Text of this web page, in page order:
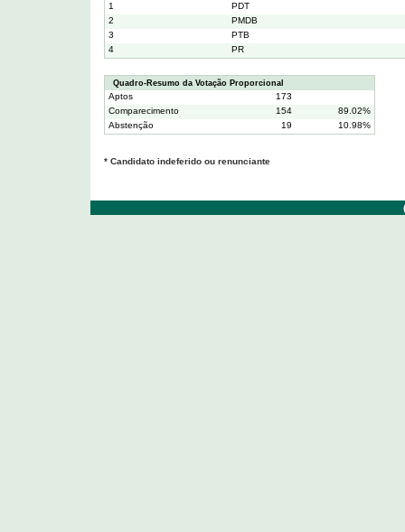
1
PDT
2
PMDB
3
PTB
4
PR
Quadro-Resumo da Votação Proporcional
Aptos
173
Comparecimento
154
89.02%
Abstenção
19 10.98%
* Candidato indeferido ou renunciante